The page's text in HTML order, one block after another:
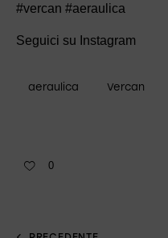
#vercan #aeraulica
Seguici su Instagram
aeraulica Vercan
0